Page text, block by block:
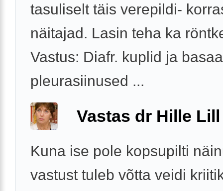
tasuliselt täis verepildi-
näitajad. Lasin teha ka
Vastus: Diafr. kuplid ja
pleurasiinused ...
Vastas dr Hille Lill
Kuna ise pole kopsupilti
vastust tuleb võtta veidi